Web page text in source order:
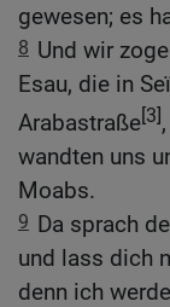
gewesen; es
8 Und wir
Esau, die in
Arabastraße[3]
wandten uns
Moabs.
9 Da sprach
und lass dich
denn ich